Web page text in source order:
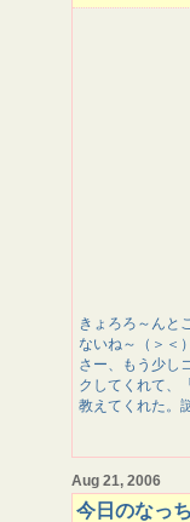
きょろろ～んと
ないね～（＞＜
さー、もう少し
クしてくれて、
教えてくれた。
Aug 21, 2006
今日のなっ